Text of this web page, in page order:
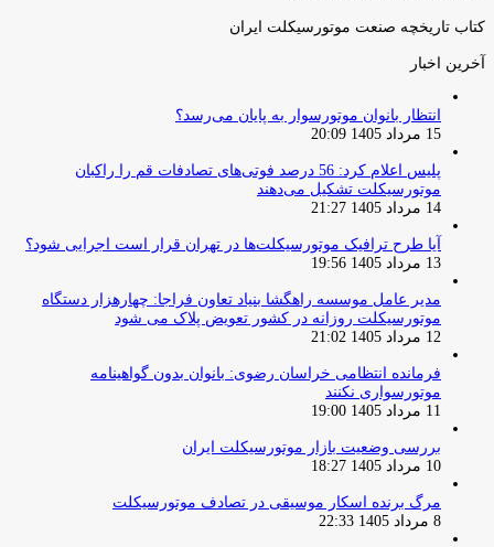
کتاب تاریخچه صنعت موتورسیکلت ایران
آخرین اخبار
انتظار بانوان موتورسوار به پایان می‌رسد؟
15 مرداد 1405 20:09
پلیس اعلام کرد: 56 درصد فوتی‌های تصادفات قم را راکبان
موتورسیکلت تشکیل می‌دهند
14 مرداد 1405 21:27
آیا طرح ترافیک موتورسیکلت‌ها در تهران قرار است اجرایی شود؟
13 مرداد 1405 19:56
مدیر عامل موسسه راهگشا بنیاد تعاون فراجا: چهارهزار دستگاه
موتورسیکلت روزانه در کشور تعویض پلاک می شود
12 مرداد 1405 21:02
فرمانده انتظامی خراسان رضوی: بانوان بدون گواهینامه
موتورسواری نکنند
11 مرداد 1405 19:00
بررسی وضعیت بازار موتورسیکلت ایران
10 مرداد 1405 18:27
مرگ برنده اسکار موسیقی در تصادف موتورسیکلت
8 مرداد 1405 22:33